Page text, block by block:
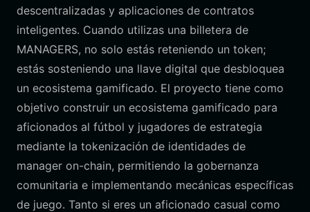
descentralizadas y aplicaciones de contratos
inteligentes. Cuando utilizas una billetera de
MANAGERS, no solo estás reteniendo un token;
estás sosteniendo una llave digital que desbloquea
un ecosistema gamificado. El proyecto tiene como
objetivo construir un ecosistema gamificado para
aficionados al fútbol y jugadores de estrategia
mediante la tokenización de identidades de
manager on-chain, permitiendo la gobernanza
comunitaria e implementando mecánicas específicas
de juego. Tanto si eres un aficionado casual como